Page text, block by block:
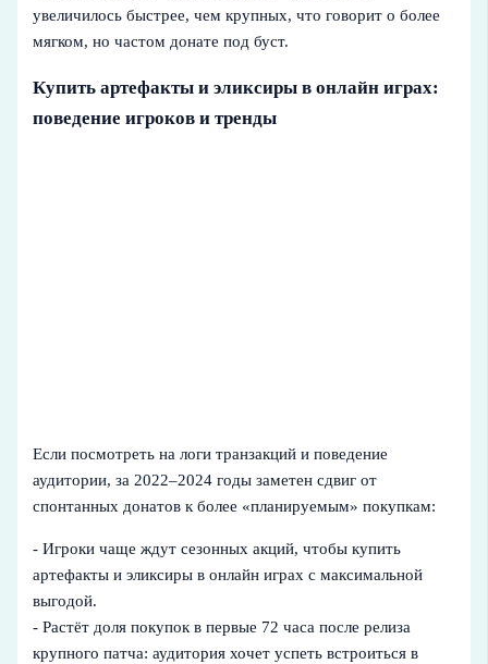
увеличилось быстрее, чем крупных, что говорит о более
мягком, но частом донате под буст.
Купить артефакты и эликсиры в онлайн играх:
поведение игроков и тренды
Если посмотреть на логи транзакций и поведение
аудитории, за 2022–2024 годы заметен сдвиг от
спонтанных донатов к более «планируемым» покупкам:
- Игроки чаще ждут сезонных акций, чтобы купить
артефакты и эликсиры в онлайн играх с максимальной
выгодой.
- Растёт доля покупок в первые 72 часа после релиза
крупного патча: аудитория хочет успеть встроиться в